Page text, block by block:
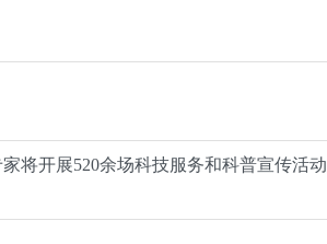
将开展520余场科技服务和科普宣传活动